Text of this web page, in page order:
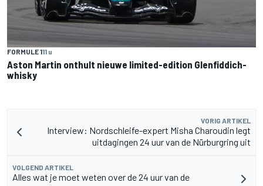
FORMULE 111 u
Aston Martin onthult nieuwe limited-edition Glenfiddich-
whisky
VORIG ARTIKEL
Interview: Nordschleife-expert Misha Charoudin legt
uitdagingen 24 uur van de Nürburgring uit
VOLGEND ARTIKEL
Alles wat je moet weten over de 24 uur van de